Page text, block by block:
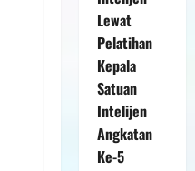
Lewat
Pelatihan
Kepala
Satuan
Intelijen
Angkatan
Ke-5